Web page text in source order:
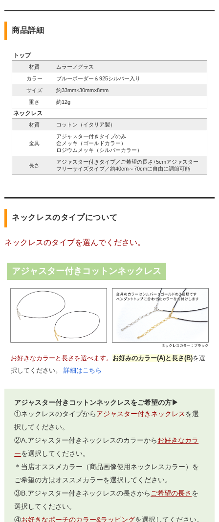
商品詳細
トップ
材質
ムラーノグラス
カラー
ブルーボーダー＆925シルバー入り
サイズ
約33mm×30mm×8mm
重さ
約12g
ネックレス
材質 コットン（イタリア製）
金具
アジャスター付きタイプのみ
金メッキ（ゴールドカラー）
ロジウムメッキ（シルバーカラー）
長さ
アジャスター付きタイプ／ご希望の長さ+5cmアジャスター
フリーサイズタイプ／約40cm～70cmに自由に調節可能
ネックレスのタイプについて
ネックレスのタイプを選んでください。
アジャスター付きコットンネックレス
お好きなカラーと長さを選べます。 お好みのカラー(A)と長さ(B)を選
択してください。 詳細はこちら
アジャスター付きコットンネックレスをご希望の方▶
①ネックレスのタイプから アジャスター付きネックレス を選
択してください。
②A.アジャスター付きネックレスのカラーから お好きなカラ
ーを選択してください。
＊当店オススメカラー（商品画像使用ネックレスカラー）を
ご希望の方はオススメカラーを選択してください。
③B.アジャスター付きネックレスの長さから ご希望の長さ を
選択してください。
④お好きなポーチのカラー&ラッピングを選択してください。